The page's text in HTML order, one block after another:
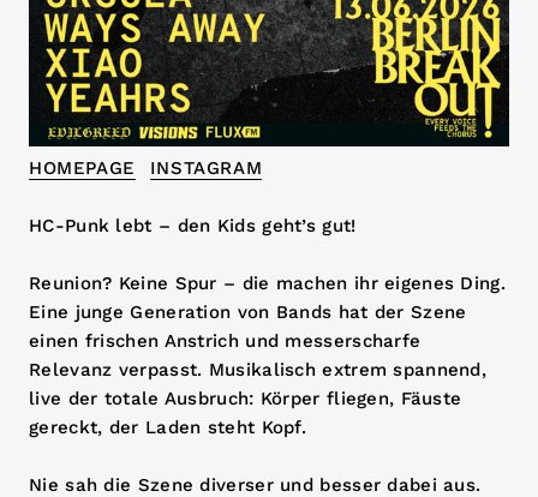
HOMEPAGE INSTAGRAM
HC-Punk lebt – den Kids geht’s gut!
Reunion? Keine Spur – die machen ihr eigenes Ding.
Eine junge Generation von Bands hat der Szene
einen frischen Anstrich und messerscharfe
Relevanz verpasst. Musikalisch extrem spannend,
live der totale Ausbruch: Körper fliegen, Fäuste
gereckt, der Laden steht Kopf.
Nie sah die Szene diverser und besser dabei aus.